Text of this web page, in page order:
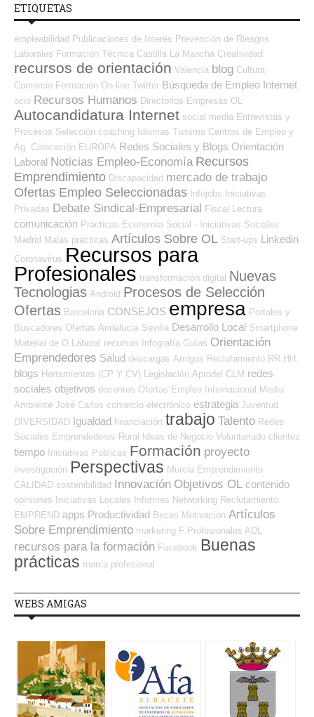
ETIQUETAS
empleabilidad Publicaciones de Interés Prevención de Riesgos
Laborales Formación Técnica Castilla La Mancha Creatividad
recursos de orientación Valencia blog Cultura
Comercio Formación On-line Twitter Búsqueda de Empleo Internet
ocio Recursos Humanos Directorios Empresas OL
Autocandidatura Internet social media Entrevistas y
Procesos Selección coaching Idiomas Turismo Centros de Empleo y
Ag. Colocación EUROPA Redes Sociales y Blogs Orientación
Laboral Noticias Empleo-Economía Recursos
Emprendimiento Discapacidad mercado de trabajo
Ofertas Empleo Seleccionadas Infojobs
Iniciativas
Privadas Debate Sindical-Empresarial Fiscal Lectura
comunicación Prácticas Economía Social - Iniciativas Sociales
Madrid Malas prácticas Artículos Sobre OL Start-ups Linkedin
Coronavirus Recursos para
Profesionales transformación digital Nuevas
Tecnologias Android Procesos de Selección
Ofertas Barcelona CONSEJOS empresa Portales y
Buscadores Ofertas Andalucía Sevilla Desarrollo Local Smartphone
Material de O.Laboral recursos Infografía Guías Orientación
Emprendedores Salud descargas Amigos Reclutamiento RR.HH.
blogs Herramientas (CP Y CV) Legislación Aprodel CLM redes
sociales objetivos docentes Ofertas Empleo Internacional
Medio
Ambiente José Carlos comercio electrónico estrategia Juventud
DIVERSIDAD Igualdad financiación trabajo Talento Redes
Sociales Emprendedores Rural Ideas de Negocio Voluntariado clientes
tiempo Iniciativas Públicas Formación proyecto
investigación Perspectivas Murcia Emprendimiento
CALIDAD sostenibilidad Innovación Objetivos OL contenido
opiniones Iniciativas Locales Informes Networking Reclutamiento
EMPREND apps Productividad Becas Motivación Artículos
Sobre Emprendimiento marketing F Profesionales ADL
recursos para la formación Facebook Buenas
prácticas marca profesional
WEBS AMIGAS